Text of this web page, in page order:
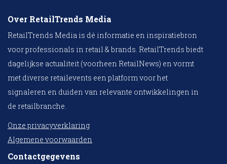
Over RetailTrends Media
RetailTrends Media is dé informatie en inspiratiebron
voor professionals in retail & brands. RetailTrends biedt
dagelijkse actualiteit (voorheen RetailNews) en vormt
met diverse retailevents een platform voor het
signaleren en duiden van relevante ontwikkelingen in
de retailbranche.
Onze privacyverklaring
Algemene voorwaarden
Contactgegevens